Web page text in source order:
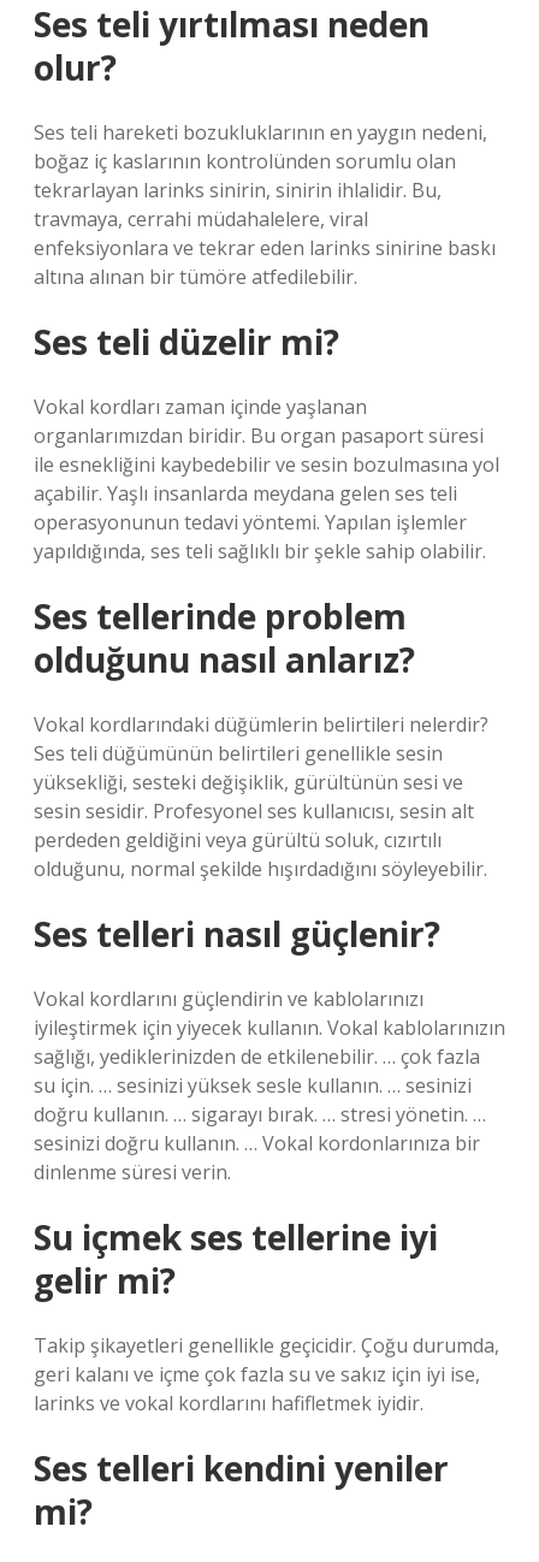
Ses teli yırtılması neden
olur?
Ses teli hareketi bozukluklarının en yaygın nedeni,
boğaz iç kaslarının kontrolünden sorumlu olan
tekrarlayan larinks sinirin, sinirin ihlalidir. Bu,
travmaya, cerrahi müdahalelere, viral
enfeksiyonlara ve tekrar eden larinks sinirine baskı
altına alınan bir tümöre atfedilebilir.
Ses teli düzelir mi?
Vokal kordları zaman içinde yaşlanan
organlarımızdan biridir. Bu organ pasaport süresi
ile esnekliğini kaybedebilir ve sesin bozulmasına yol
açabilir. Yaşlı insanlarda meydana gelen ses teli
operasyonunun tedavi yöntemi. Yapılan işlemler
yapıldığında, ses teli sağlıklı bir şekle sahip olabilir.
Ses tellerinde problem
olduğunu nasıl anlarız?
Vokal kordlarındaki düğümlerin belirtileri nelerdir?
Ses teli düğümünün belirtileri genellikle sesin
yüksekliği, sesteki değişiklik, gürültünün sesi ve
sesin sesidir. Profesyonel ses kullanıcısı, sesin alt
perdeden geldiğini veya gürültü soluk, cızırtılı
olduğunu, normal şekilde hışırdadığını söyleyebilir.
Ses telleri nasıl güçlenir?
Vokal kordlarını güçlendirin ve kablolarınızı
iyileştirmek için yiyecek kullanın. Vokal kablolarınızın
sağlığı, yediklerinizden de etkilenebilir. … çok fazla
su için. … sesinizi yüksek sesle kullanın. … sesinizi
doğru kullanın. … sigarayı bırak. … stresi yönetin. …
sesinizi doğru kullanın. … Vokal kordonlarınıza bir
dinlenme süresi verin.
Su içmek ses tellerine iyi
gelir mi?
Takip şikayetleri genellikle geçicidir. Çoğu durumda,
geri kalanı ve içme çok fazla su ve sakız için iyi ise,
larinks ve vokal kordlarını hafifletmek iyidir.
Ses telleri kendini yeniler
mi?